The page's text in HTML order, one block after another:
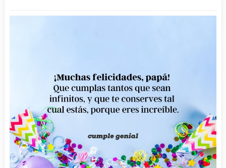
PAPA
HOMBRE
TIA
CUÑADA
ALGUIEN ESPECIAL
PRIMO
TODAS LAS CATEGORÍAS